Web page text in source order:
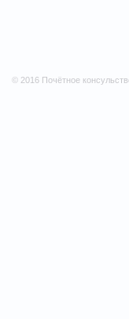
© 2016 Почётное